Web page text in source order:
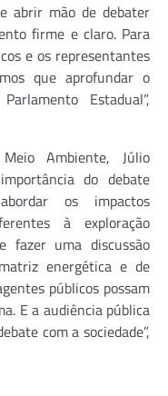
abrir mão de debater
firme e claro. Para
e os representantes
que aprofundar o
Estadual”,
Ambiente, Júlio
do debate
os impactos
à exploração
fazer uma discussão
energética e de
públicos possam
E a audiência pública
com a sociedade”,